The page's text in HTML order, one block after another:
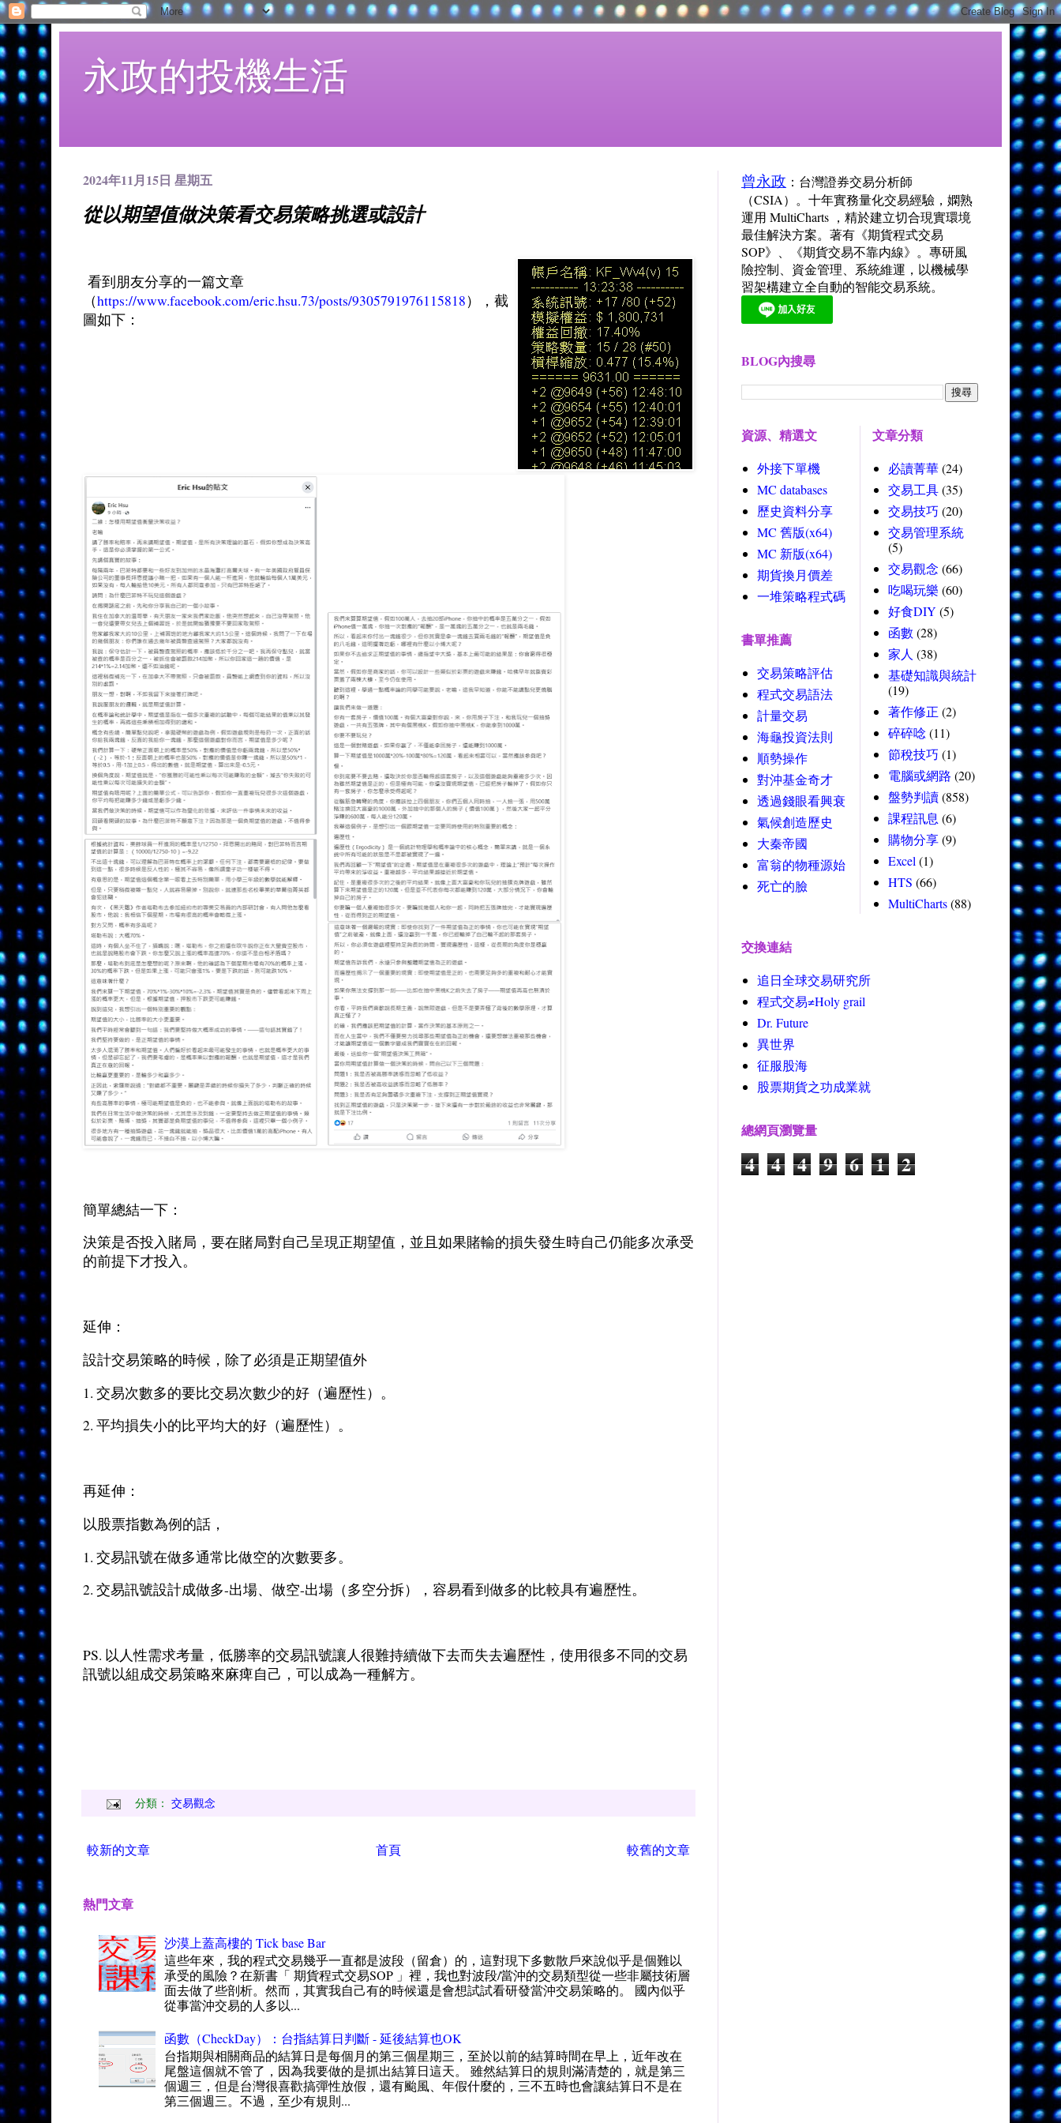
永政的投機生活
2024年11月15日 星期五
從以期望值做決策看交易策略挑選或設計
看到朋友分享的一篇文章
（https://www.facebook.com/eric.hsu.73/posts/9305791976115818），截
圖如下：
簡單總結一下：
決策是否投入賭局，要在賭局對自己呈現正期望值，並且如果賭輸的損失發生時自己仍能多次承受
的前提下才投入。
延伸：
設計交易策略的時候，除了必須是正期望值外
1. 交易次數多的要比交易次數少的好（遍歷性）。
2. 平均損失小的比平均大的好（遍歷性）。
再延伸：
以股票指數為例的話，
1. 交易訊號在做多通常比做空的次數要多。
2. 交易訊號設計成做多-出場、做空-出場（多空分拆），容易看到做多的比較具有遍歷性。
PS. 以人性需求考量，低勝率的交易訊號讓人很難持續做下去而失去遍歷性，使用很多不同的交易
訊號以組成交易策略來麻痺自己，可以成為一種解方。
分類： 交易觀念
較新的文章 較舊的文章
首頁
熱門文章
沙漠上蓋高樓的 Tick base Bar
這些年來，我的程式交易幾乎一直都是波段（留倉）的，這對現下多數散戶來說似乎是個難以
承受的風險？在新書「 期貨程式交易SOP 」裡，我也對波段/當沖的交易類型從一些非屬技術層
面去做了些剖析。然而，其實我自己有的時候還是會想試試看研發當沖交易策略的。 國內似乎
從事當沖交易的人多以...
函數（CheckDay）：台指結算日判斷 - 延後結算也OK
台指期與相關商品的結算日是每個月的第三個星期三，至於以前的結算時間在早上，近年改在
尾盤這個就不管了，因為我要做的是抓出結算日這天。 雖然結算日的規則滿清楚的，就是第三
個週三，但是台灣很喜歡搞彈性放假，還有颱風、年假什麼的，三不五時也會讓結算日不是在
第三個週三。不過，至少有規則...
曾永政 ：台灣證券交易分析師
（CSIA）。十年實務量化交易經驗，嫻熟
運用 MultiCharts ，精於建立切合現實環境
最佳解決方案。著有《期貨程式交易
SOP》、《期貨交易不靠内線》。專研風
險控制、資金管理、系統維運，以機械學
習架構建立全自動的智能交易系統。
BLOG內搜尋
資源、精選文
外接下單機
MC databases
歷史資料分享
MC 舊版(x64)
MC 新版(x64)
期貨換月價差
一堆策略程式碼
書單推薦
交易策略評估
程式交易語法
計量交易
海龜投資法則
順勢操作
對沖基金奇才
透過錢眼看興衰
氣候創造歷史
大秦帝國
富翁的物種源始
死亡的臉
文章分類
必讀菁華(24)
交易工具(35)
交易技巧 (20)
交易管理系統
(5)
交易觀念 (66)
吃喝玩樂 (60)
好食DIY (5)
函數 (28)
家人 (38)
基礎知識與統計
(19)
著作修正 (2)
碎碎唸 (11)
節稅技巧 (1)
電腦或網路 (20)
盤勢判讀(858)
課程訊息 (6)
購物分享(9)
Excel (1)
HTS (66)
MultiCharts(88)
交換連結
追日全球交易研究所
程式交易≠Holy grail
Dr. Future
異世界
征服股海
股票期貨之功成業就
總網頁瀏覽量
4 4 4 9 6 1 2